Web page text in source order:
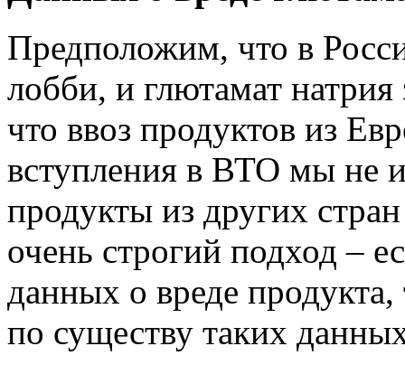
Предположим, что в
лобби, и глютамат натрия
что ввоз продуктов из
вступления в ВТО мы не
продукты из других
очень строгий подход –
данных о вреде
по существу таких